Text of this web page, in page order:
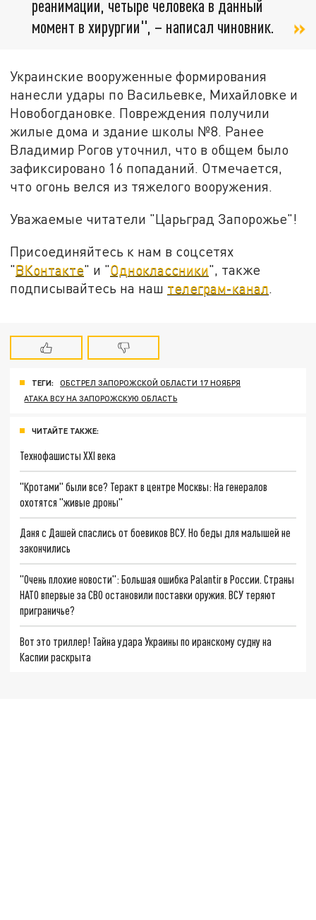
реанимации, четыре человека в данный
момент в хирургии", – написал чиновник.
Украинские вооруженные формирования
нанесли удары по Васильевке, Михайловке и
Новобогдановке. Повреждения получили
жилые дома и здание школы №8. Ранее
Владимир Рогов уточнил, что в общем было
зафиксировано 16 попаданий. Отмечается,
что огонь велся из тяжелого вооружения.
Уважаемые читатели "Царьград Запорожье"!
Присоединяйтесь к нам в соцсетях
"ВКонтакте" и "Одноклассники", также
подписывайтесь на наш телеграм-канал.
ТЕГИ:
ОБСТРЕЛ ЗАПОРОЖСКОЙ ОБЛАСТИ 17 НОЯБРЯ
АТАКА ВСУ НА ЗАПОРОЖСКУЮ ОБЛАСТЬ
ЧИТАЙТЕ ТАКЖЕ:
Технофашисты XXI века
"Кротами" были все? Теракт в центре Москвы: На генералов
охотятся "живые дроны"
Даня с Дашей спаслись от боевиков ВСУ. Но беды для малышей не
закончились
"Очень плохие новости": Большая ошибка Palantir в России. Страны
НАТО впервые за СВО остановили поставки оружия. ВСУ теряют
приграничье?
Вот это триллер! Тайна удара Украины по иранскому судну на
Каспии раскрыта